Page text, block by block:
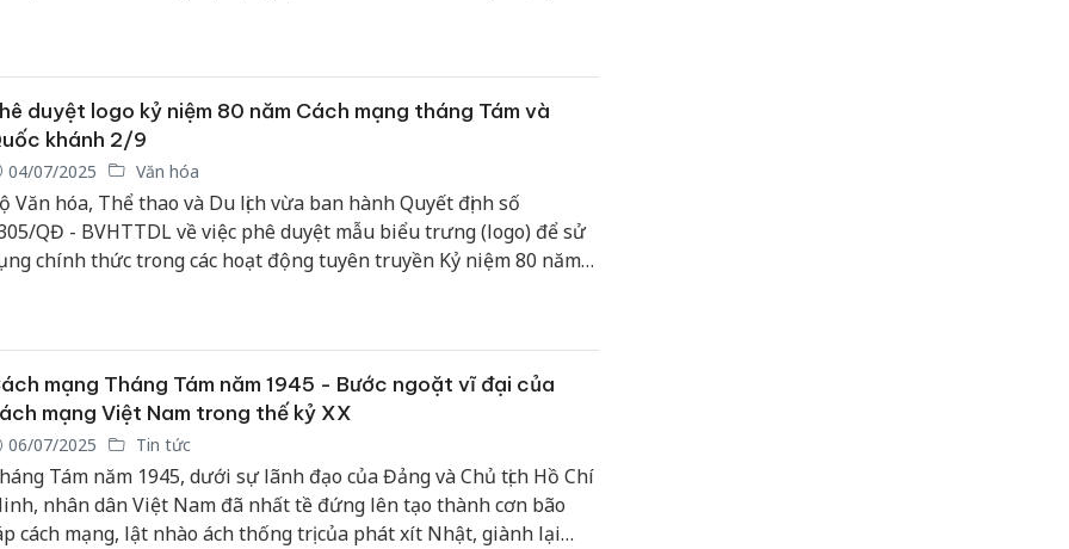
dịp kỷ niệm...
duyệt logo kỷ niệm 80 năm Cách mạng tháng Tám và
khánh 2/9
04/07/2025 Văn hóa
Văn hóa, Thể thao và Du lịch vừa ban hành Quyết định số
QĐ - BVHTTDL về việc phê duyệt mẫu biểu trưng (logo) để sử
chính thức trong các hoạt động tuyên truyền Kỷ niệm 80 năm
2025).
mạng Tháng Tám năm 1945 - Bước ngoặt vĩ đại của
mạng Việt Nam trong thế kỷ XX
06/07/2025 Tin tức
Tám năm 1945, dưới sự lãnh đạo của Đảng và Chủ tịch Hồ Chí
nhân dân Việt Nam đã nhất tề đứng lên tạo thành cơn bão
cách mạng, lật nhào ách thống trị của phát xít Nhật, giành lại